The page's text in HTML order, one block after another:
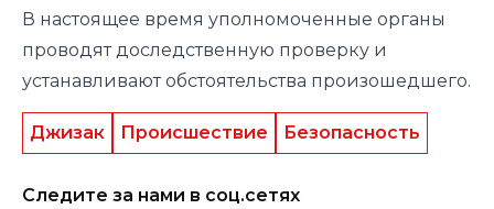
В настоящее время уполномоченные органы
проводят доследственную проверку и
устанавливают обстоятельства произошедшего.
Джизак Происшествие Безопасность
Следите за нами в соц.сетях